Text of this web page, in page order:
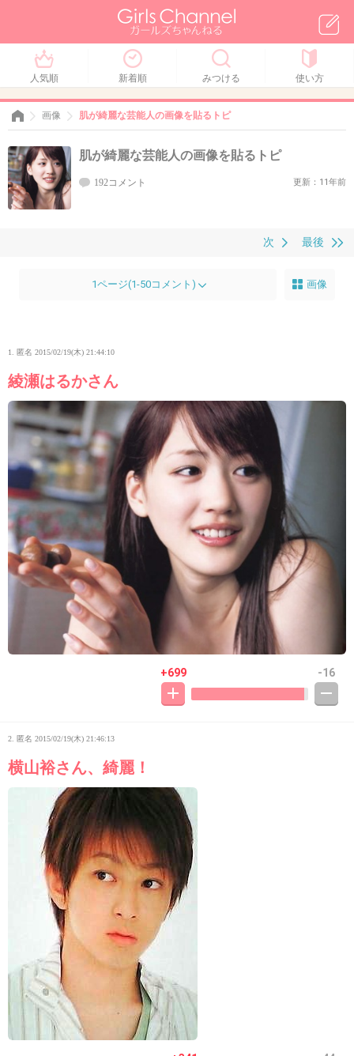
人気順 新着順 みつける 使い方
画像 肌が綺麗な芸能人の画像を貼るトピ
肌が綺麗な芸能人の画像を貼るトピ
192コメント 更新：11年前
最後
次
1ページ(1-50コメント) 画像
1. 匿名 2015/02/19(木) 21:44:10
綾瀬はるかさん
+699 -16
2. 匿名 2015/02/19(木) 21:46:13
横山裕さん、綺麗！